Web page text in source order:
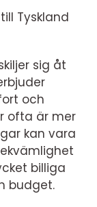
Tyskland
sig åt
och
ofta är mer
kan vara
billiga
budget.